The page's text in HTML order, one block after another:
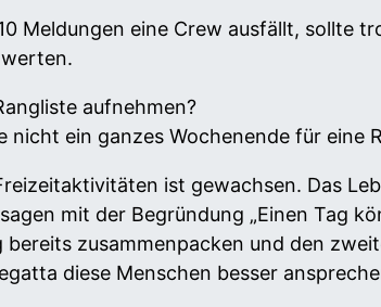
Meldungen eine Crew ausfällt, sollte
aufnehmen?
nicht ein ganzes Wochenende für
ist gewachsen. Das
mit der Begründung „Einen Tag
zusammenpacken und den
diese Menschen besser